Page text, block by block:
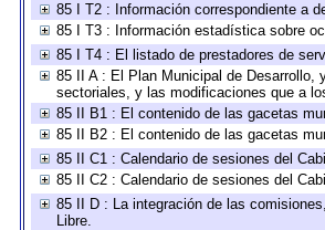
85 I T2 : Información correspondiente a
85 I T3 : Información estadística sobre
85 I T4 : El listado de prestadores de
85 II A : El Plan Municipal de Desarrollo,
sectoriales, y las modificaciones que a
85 II B1 : El contenido de las gacetas
85 II B2 : El contenido de las gacetas
85 II C1 : Calendario de sesiones del
85 II C2 : Calendario de sesiones del
85 II D : La integración de las
Libre.